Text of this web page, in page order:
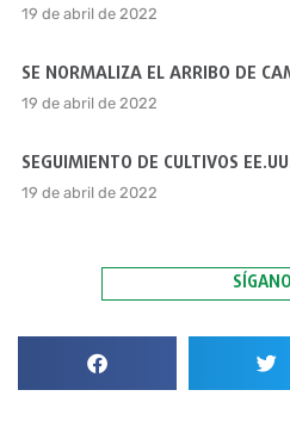
19 de abril de 2022
SE NORMALIZA EL ARRIBO DE
19 de abril de 2022
SEGUIMIENTO DE CULTIVOS
19 de abril de 2022